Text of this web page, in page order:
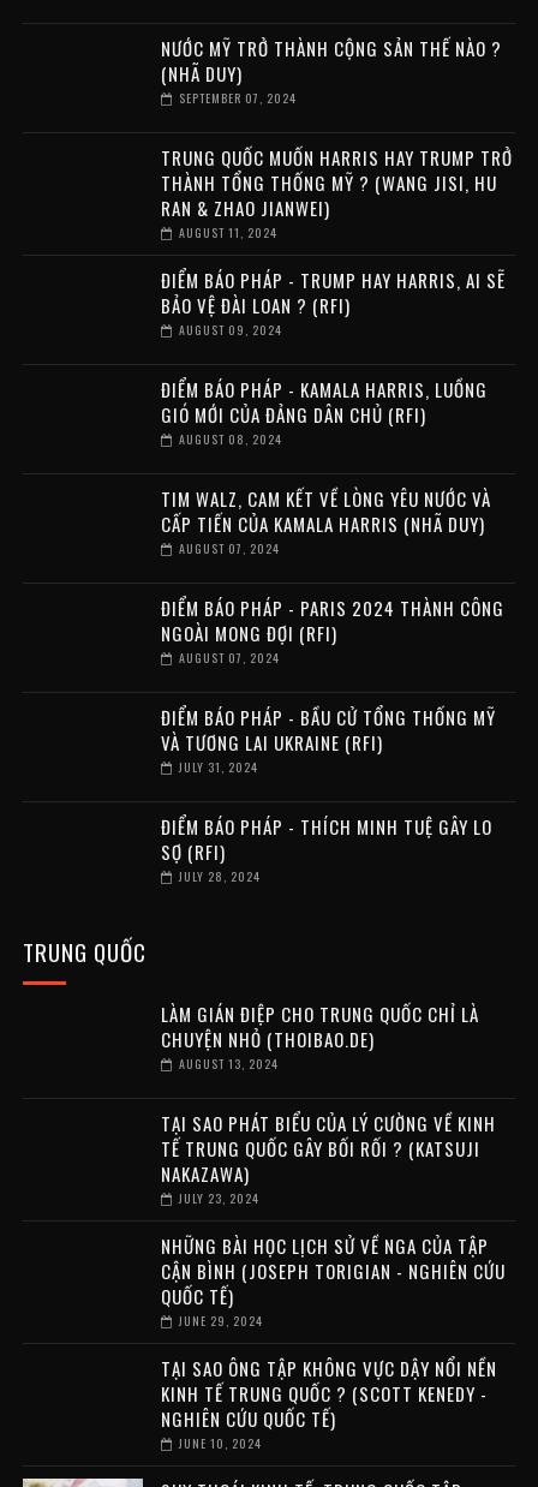
NƯỚC MỸ TRỞ THÀNH CỘNG SẢN THẾ NÀO ?
(NHÃ DUY)
SEPTEMBER 07, 2024
TRUNG QUỐC MUỐN HARRIS HAY TRUMP TRỞ
THÀNH TỔNG THỐNG MỸ ? (WANG JISI, HU
RAN & ZHAO JIANWEI)
AUGUST 11, 2024
ĐIỂM BÁO PHÁP - TRUMP HAY HARRIS, AI SẼ
BẢO VỆ ĐÀI LOAN ? (RFI)
AUGUST 09, 2024
ĐIỂM BÁO PHÁP - KAMALA HARRIS, LUỒNG
GIÓ MỚI CỦA ĐẢNG DÂN CHỦ (RFI)
AUGUST 08, 2024
TIM WALZ, CAM KẾT VỀ LÒNG YÊU NƯỚC VÀ
CẤP TIẾN CỦA KAMALA HARRIS (NHÃ DUY)
AUGUST 07, 2024
ĐIỂM BÁO PHÁP - PARIS 2024 THÀNH CÔNG
NGOÀI MONG ĐỢI (RFI)
AUGUST 07, 2024
ĐIỂM BÁO PHÁP - BẦU CỬ TỔNG THỐNG MỸ
VÀ TƯƠNG LAI UKRAINE (RFI)
JULY 31, 2024
ĐIỂM BÁO PHÁP - THÍCH MINH TUỆ GÂY LO
SỢ (RFI)
JULY 28, 2024
TRUNG QUỐC
LÀM GIÁN ĐIỆP CHO TRUNG QUỐC CHỈ LÀ
CHUYỆN NHỎ (THOIBAO.DE)
AUGUST 13, 2024
TẠI SAO PHÁT BIỂU CỦA LÝ CƯỜNG VỀ KINH
TẾ TRUNG QUỐC GÂY BỐI RỐI ? (KATSUJI
NAKAZAWA)
JULY 23, 2024
NHỮNG BÀI HỌC LỊCH SỬ VỀ NGA CỦA TẬP
CẬN BÌNH (JOSEPH TORIGIAN - NGHIÊN CỨU
QUỐC TẾ)
JUNE 29, 2024
TẠI SAO ÔNG TẬP KHÔNG VỰC DẬY NỔI NỀN
KINH TẾ TRUNG QUỐC ? (SCOTT KENEDY -
NGHIÊN CỨU QUỐC TẾ)
JUNE 10, 2024